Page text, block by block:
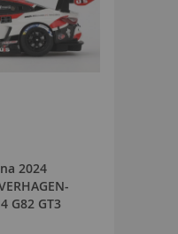
2024
G82 GT3